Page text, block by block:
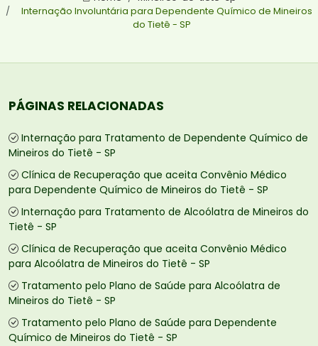
Internação Involuntária para Dependente Químico de Mineiros
do Tietê - SP
PÁGINAS RELACIONADAS
Internação para Tratamento de Dependente Químico de
Mineiros do Tietê - SP
Clínica de Recuperação que aceita Convênio Médico
para Dependente Químico de Mineiros do Tietê - SP
Internação para Tratamento de Alcoólatra de Mineiros do
Tietê - SP
Clínica de Recuperação que aceita Convênio Médico
para Alcoólatra de Mineiros do Tietê - SP
Tratamento pelo Plano de Saúde para Alcoólatra de
Mineiros do Tietê - SP
Tratamento pelo Plano de Saúde para Dependente
Químico de Mineiros do Tietê - SP